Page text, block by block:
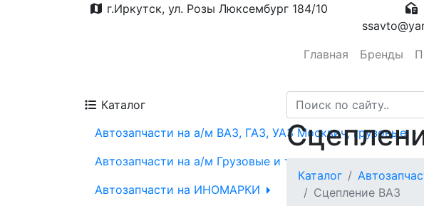
г.Иркутск, ул. Розы Люксембург 184/10
Главная Бренды
Каталог
Автозапчасти на а/м ВАЗ, ГАЗ, УАЗ Москвич, грузовые
Автозапчасти на а/м Грузовые и трактора
Автозапчасти на ИНОМАРКИ
Каталог
Сцепление ВАЗ